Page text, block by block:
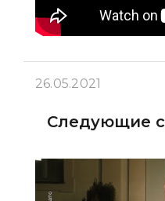
26.05.2021
Следующие